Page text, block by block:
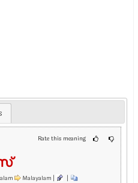
Rate this meaning
Malayalam | |